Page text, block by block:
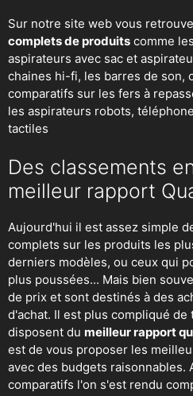
Sur notre site web vous
complets de produits comme
aspirateurs avec sac et
chaines hi-fi, les barres de son,
comparatifs sur les fers à
les aspirateurs robots,
tactiles
Des classements
meilleur rapport
Aujourd'hui il est assez simple
complets sur les produits les
derniers modèles, ou ceux qui
plus poussées... Mais bien
de prix et sont destinés à des
d'achat. Il est plus compliqué
disposent du meilleur rapport
est de vous proposer les
avec des budgets raisonnables.
comparatifs l'on s'est rendu